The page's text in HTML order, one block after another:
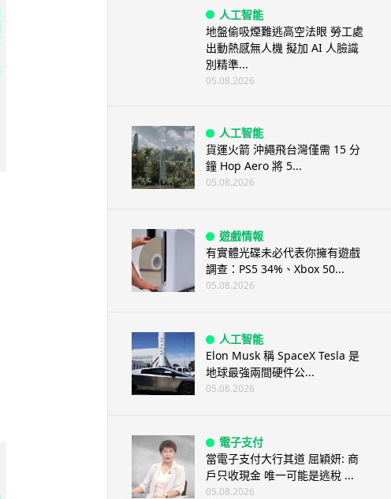
人工智能
地盤偷吸煙難逃高空法眼 勞工處
出動熱感無人機 擬加 AI 人臉識
別精準...
05.08.2026
人工智能
貨運火箭 沖繩飛台灣僅需 15 分
鐘 Hop Aero 將 5...
05.08.2026
遊戲情報
有實體光碟未必代表你擁有遊戲
調查：PS5 34%、Xbox 50...
05.08.2026
人工智能
Elon Musk 稱 SpaceX Tesla 是
地球最強兩間硬件公...
05.08.2026
電子支付
當電子支付大行其道 屈穎妍: 商
戶只收現金 唯一可能是逃稅 ...
05.08.2026